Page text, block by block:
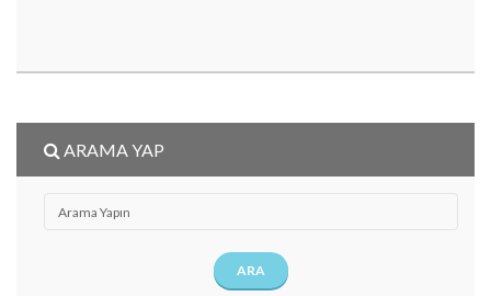
ARAMA YAP
ARA